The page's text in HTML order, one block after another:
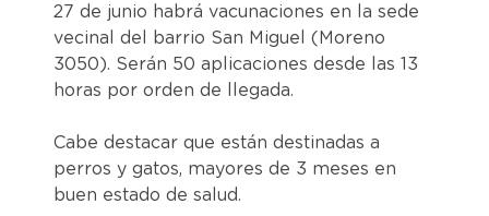
27 de junio habrá vacunaciones en la sede
vecinal del barrio San Miguel (Moreno
3050). Serán 50 aplicaciones desde las 13
horas por orden de llegada.
Cabe destacar que están destinadas a
perros y gatos, mayores de 3 meses en
buen estado de salud.